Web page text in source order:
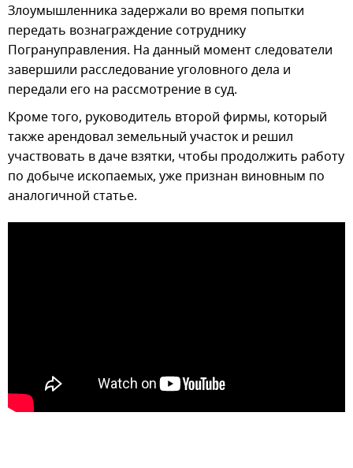
Злоумышленника задержали во время попытки
передать вознаграждение сотруднику
Погрануправления. На данный момент следователи
завершили расследование уголовного дела и
передали его на рассмотрение в суд.
Кроме того, руководитель второй фирмы, который
также арендовал земельный участок и решил
участвовать в даче взятки, чтобы продолжить работу
по добыче ископаемых, уже признан виновным по
аналогичной статье.